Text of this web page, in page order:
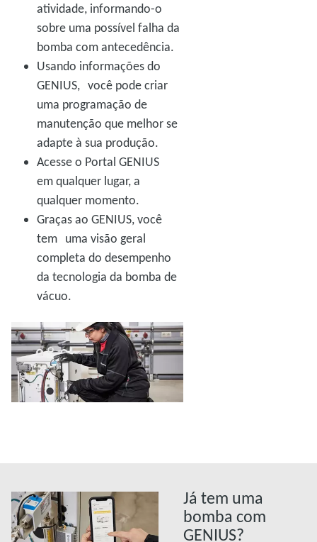
atividade, informando-o
sobre uma possível falha da
bomba com antecedência.
Usando informações do
GENIUS, você pode criar
uma programação de
manutenção que melhor se
adapte à sua produção.
Acesse o Portal GENIUS
em qualquer lugar, a
qualquer momento.
Graças ao GENIUS, você
tem uma visão geral
completa do desempenho
da tecnologia da bomba de
vácuo.
Já tem uma
bomba com
GENIUS?